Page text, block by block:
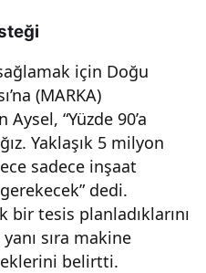
için Doğu
(MARKA)
“Yüzde 90’a
Yaklaşık 5 milyon
sadece inşaat
dedi.
bir tesis planladıklarını
sıra makine
belirtti.